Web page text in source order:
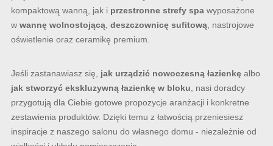
kompaktową wanną, jak i przestronne strefy spawyposażone
w wannę wolnostojącą, deszczownicę sufitową, nastrojowe
oświetlenie oraz ceramikę premium.
Jeśli zastanawiasz się, jak urządzić nowoczesną łazienkęalbo
jak stworzyć ekskluzywną łazienkę w bloku, nasi doradcy
przygotują dla Ciebie gotowe propozycje aranżacji i konkretne
zestawienia produktów. Dzięki temu z łatwością przeniesiesz
inspiracje z naszego salonu do własnego domu - niezależnie od